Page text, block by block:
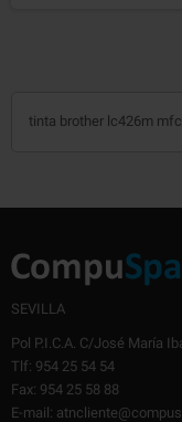
tinta brother lc426m
SEVILLA
Pol P.I.C.A. C/José María
Tlf: 954 25 54 54
Fax: 954 25 58 88
E-mail: